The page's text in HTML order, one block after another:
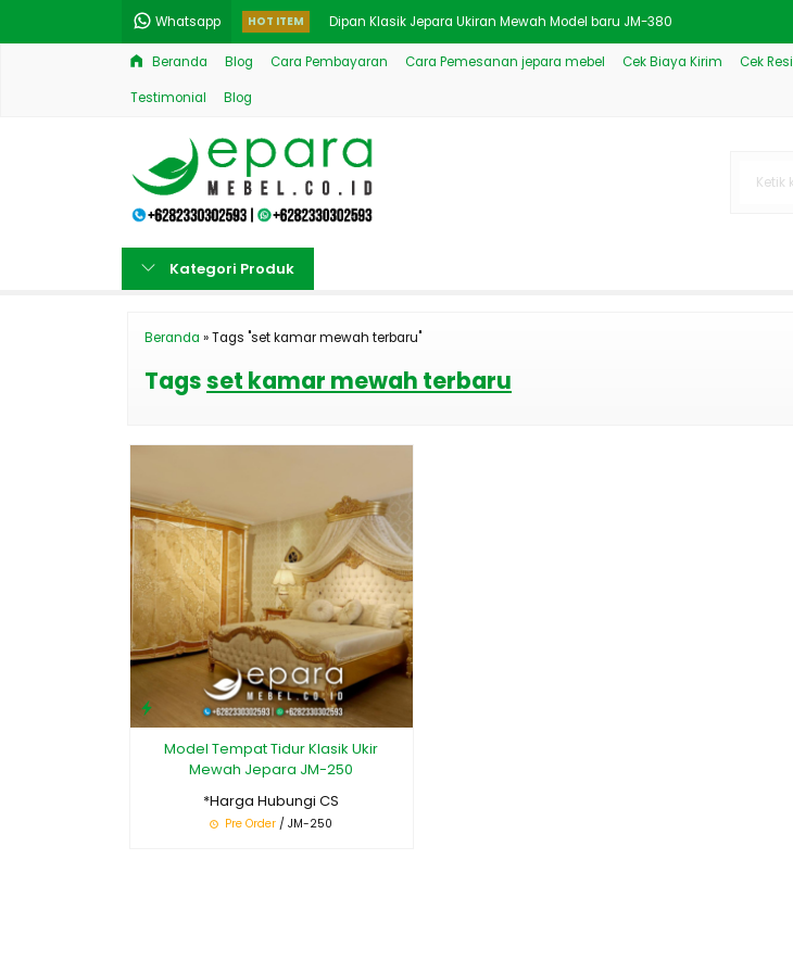
Whatsapp HOT ITEM Dipan Klasik Jepara Ukiran Mewah Model baru JM-380
Model Meja TV Mewah Jepara Bahan Jati JM-329
Model Lemari TV Jepara Mewah Minimalis JM-774
Kamar Tidur Mewah Klasik Luxury Model Kombinasi JM
Beranda Blog Cara Pembayaran Cara Pemesanan jepara mebel Cek Biaya Kirim Cek Resi
Testimonial Blog
Kategori Produk
Beranda »Tags "set kamar mewah terbaru"
Tagsset kamar mewah terbaru
Model Tempat Tidur Klasik Ukir
Mewah Jepara JM-250
*Harga Hubungi CS
Pre Order / JM-250